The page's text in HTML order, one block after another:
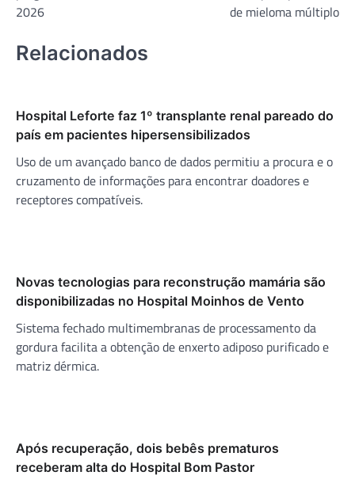
2026
de mieloma múltiplo
Relacionados
Hospital Leforte faz 1º transplante renal pareado do
país em pacientes hipersensibilizados
Uso de um avançado banco de dados permitiu a procura e o
cruzamento de informações para encontrar doadores e
receptores compatíveis.
Novas tecnologias para reconstrução mamária são
disponibilizadas no Hospital Moinhos de Vento
Sistema fechado multimembranas de processamento da
gordura facilita a obtenção de enxerto adiposo purificado e
matriz dérmica.
Após recuperação, dois bebês prematuros
receberam alta do Hospital Bom Pastor